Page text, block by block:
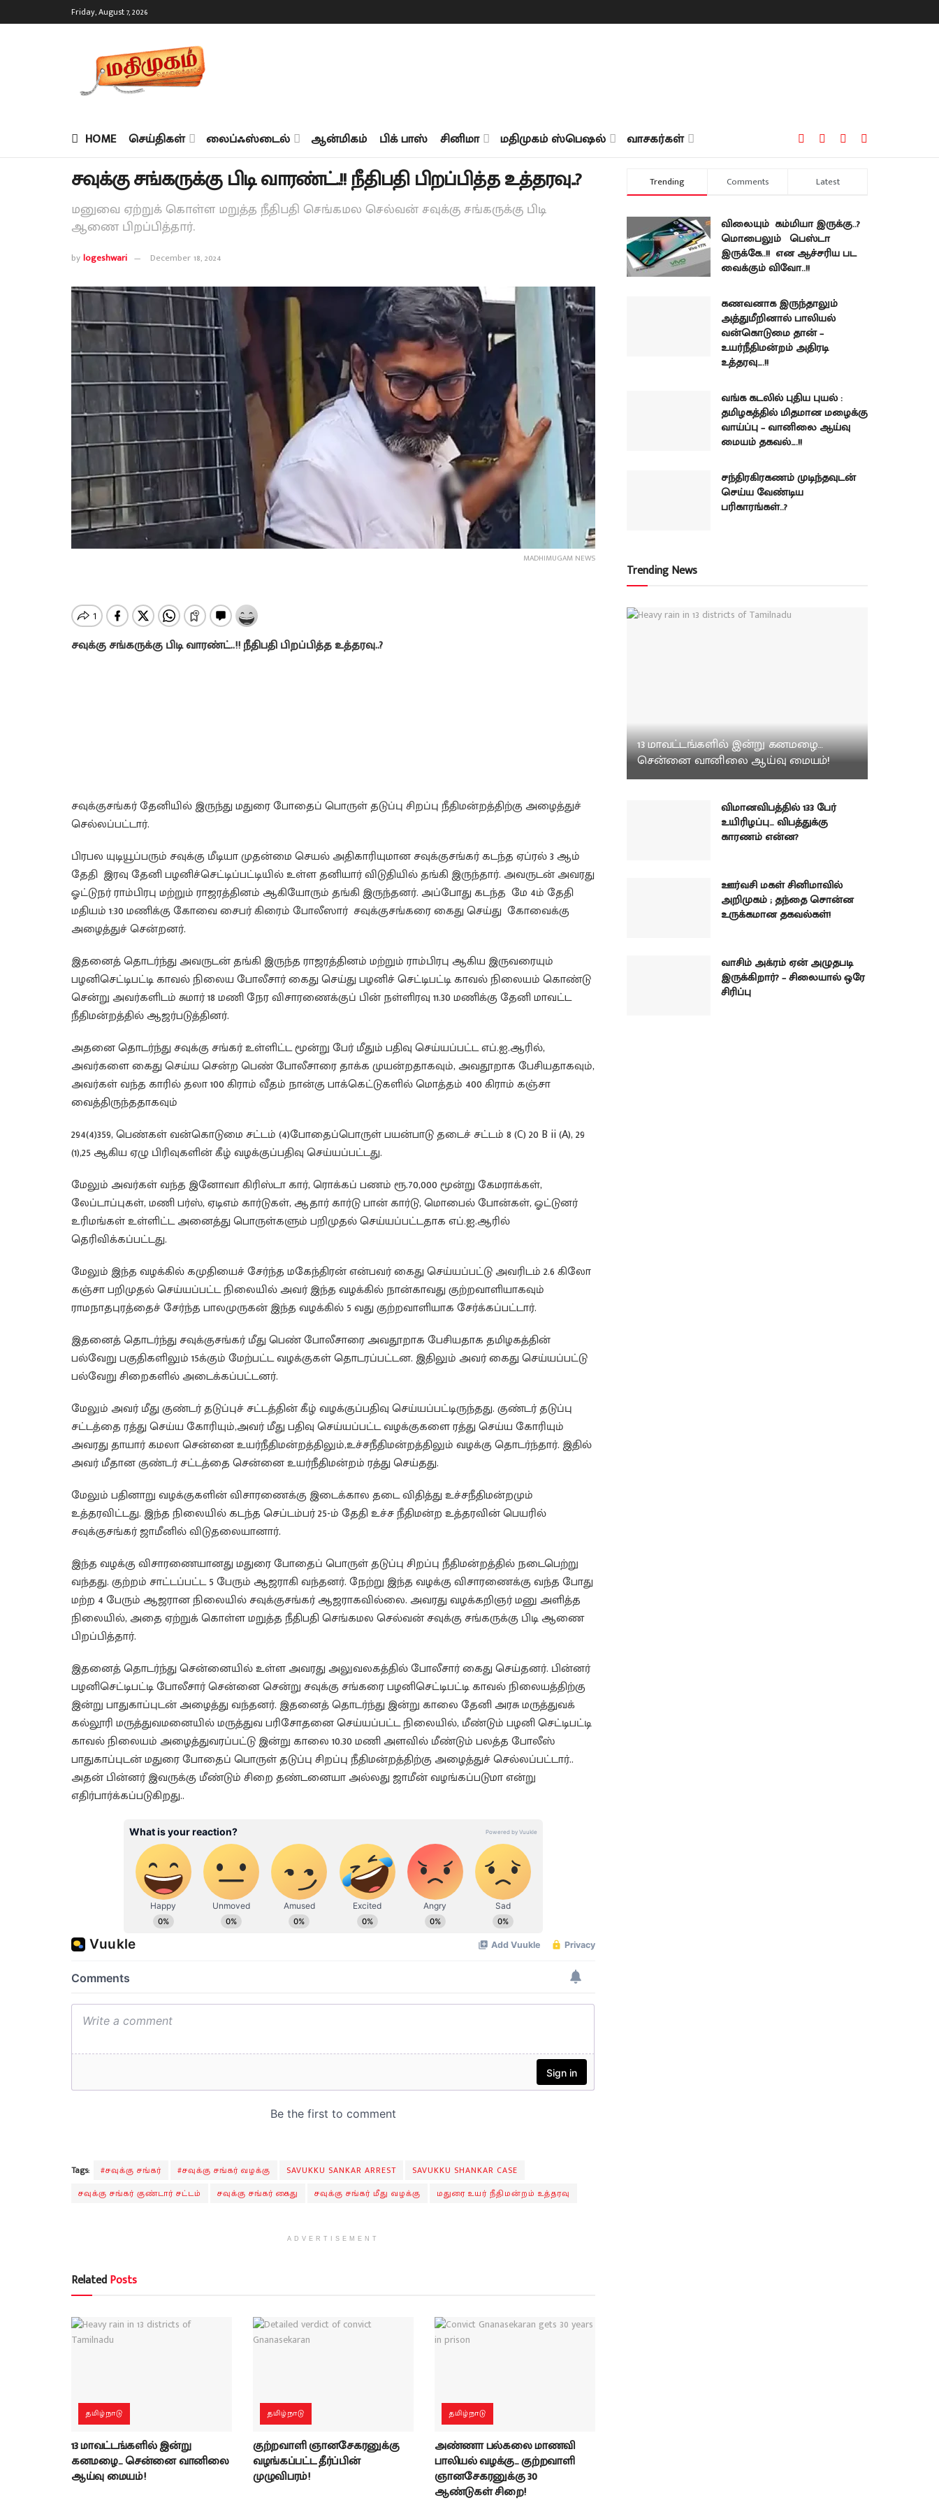
Friday, August 7, 2026
HOME செய்திகள் லைப்ஃஸ்டைல் ஆன்மிகம் பிக் பாஸ் சினிமா மதிமுகம் ஸ்பெஷல் வாசகர்கள்
சவுக்கு சங்கருக்கு பிடி வாரண்ட்..!! நீதிபதி பிறப்பித்த உத்தரவு..?
மனுவை ஏற்றுக் கொள்ள மறுத்த நீதிபதி செங்கமல செல்வன் சவுக்கு சங்கருக்கு பிடி
ஆணை பிறப்பித்தார்.
bylogeshwari December 18, 2024
MADHIMUGAM NEWS
சவுக்கு சங்கருக்கு பிடி வாரண்ட்..!! நீதிபதி பிறப்பித்த உத்தரவு..?
சவுக்குசங்கர் தேனியில் இருந்து மதுரை போதைப் பொருள் தடுப்பு சிறப்பு நீதிமன்றத்திற்கு அழைத்துச்
செல்லப்பட்டார்.
பிரபல யுடியூப்பரும் சவுக்கு மீடியா முதன்மை செயல் அதிகாரியுமான சவுக்குசங்கர் கடந்த ஏப்ரல் 3 ஆம்
தேதி இரவு தேனி பழனிச்செட்டிப்பட்டியில் உள்ள தனியார் விடுதியில் தங்கி இருந்தார். அவருடன் அவரது
ஓட்டுநர் ராம்பிரபு மற்றும் ராஜரத்தினம் ஆகியோரும் தங்கி இருந்தனர். அப்போது கடந்த மே 4ம் தேதி
மதியம் 1:30 மணிக்கு கோவை சைபர் கிரைம் போலீஸார் சவுக்குசங்கரை கைது செய்து கோவைக்கு
அழைத்துச் சென்றனர்.
இதனைத் தொடர்ந்து அவருடன் தங்கி இருந்த ராஜரத்தினம் மற்றும் ராம்பிரபு ஆகிய இருவரையும்
பழனிசெட்டிபட்டி காவல் நிலைய போலீசார் கைது செய்து பழனிச் செட்டிபட்டி காவல் நிலையம் கொண்டு
சென்று அவர்களிடம் சுமார் 18 மணி நேர விசாரணைக்குப் பின் நள்ளிரவு 11.30 மணிக்கு தேனி மாவட்ட
நீதிமன்றத்தில் ஆஜர்படுத்தினர்.
அதனை தொடர்ந்து சவுக்கு சங்கர் உள்ளிட்ட மூன்று பேர் மீதும் பதிவு செய்யப்பட்ட எப்.ஐ.ஆரில்,
அவர்களை கைது செய்ய சென்ற பெண் போலீசாரை தாக்க முயன்றதாகவும், அவதூறாக பேசியதாகவும்,
அவர்கள் வந்த காரில் தலா 100 கிராம் வீதம் நான்கு பாக்கெட்டுகளில் மொத்தம் 400 கிராம் கஞ்சா
வைத்திருந்ததாகவும்
294(4)359, பெண்கள் வன்கொடுமை சட்டம் (4)போதைப்பொருள் பயன்பாடு தடைச் சட்டம் 8 (C) 20 B ii (A), 29
(1),25 ஆகிய ஏழு பிரிவுகளின் கீழ் வழக்குப்பதிவு செய்யப்பட்டது.
மேலும் அவர்கள் வந்த இனோவா கிரிஸ்டா கார், ரொக்கப் பணம் ரூ.70,000 மூன்று கேமராக்கள்,
லேப்டாப்புகள், மணி பர்ஸ், ஏடிஎம் கார்டுகள், ஆதார் கார்டு பான் கார்டு, மொபைல் போன்கள், ஓட்டுனர்
உரிமங்கள் உள்ளிட்ட அனைத்து பொருள்களும் பறிமுதல் செய்யப்பட்டதாக எப்.ஐ.ஆரில்
தெரிவிக்கப்பட்டது.
மேலும் இந்த வழக்கில் கமுதியைச் சேர்ந்த மகேந்திரன் என்பவர் கைது செய்யப்பட்டு அவரிடம் 2.6 கிலோ
கஞ்சா பறிமுதல் செய்யப்பட்ட நிலையில் அவர் இந்த வழக்கில் நான்காவது குற்றவாளியாகவும்
ராமநாதபுரத்தைச் சேர்ந்த பாலமுருகன் இந்த வழக்கில் 5 வது குற்றவாளியாக சேர்க்கப்பட்டார்.
இதனைத் தொடர்ந்து சவுக்குசங்கர் மீது பெண் போலீசாரை அவதூறாக பேசியதாக தமிழகத்தின்
பல்வேறு பகுதிகளிலும் 15க்கும் மேற்பட்ட வழக்குகள் தொடரப்பட்டன. இதிலும் அவர் கைது செய்யப்பட்டு
பல்வேறு சிறைகளில் அடைக்கப்பட்டனர்.
மேலும் அவர் மீது குண்டர் தடுப்புச் சட்டத்தின் கீழ் வழக்குப்பதிவு செய்யப்பட்டிருந்தது. குண்டர் தடுப்பு
சட்டத்தை ரத்து செய்ய கோரியும்,அவர் மீது பதிவு செய்யப்பட்ட வழக்குகளை ரத்து செய்ய கோரியும்
அவரது தாயார் கமலா சென்னை உயர்நீதிமன்றத்திலும்,உச்சநீதிமன்றத்திலும் வழக்கு தொடர்ந்தார். இதில்
அவர் மீதான குண்டர் சட்டத்தை சென்னை உயர்நீதிமன்றம் ரத்து செய்தது.
மேலும் பதினாறு வழக்குகளின் விசாரணைக்கு இடைக்கால தடை விதித்து உச்சநீதிமன்றமும்
உத்தரவிட்டது. இந்த நிலையில் கடந்த செப்டம்பர் 25-ம் தேதி உச்ச நீதிமன்ற உத்தரவின் பெயரில்
சவுக்குசங்கர் ஜாமீனில் விடுதலையானார்.
இந்த வழக்கு விசாரணையானது மதுரை போதைப் பொருள் தடுப்பு சிறப்பு நீதிமன்றத்தில் நடைபெற்று
வந்தது. குற்றம் சாட்டப்பட்ட 5 பேரும் ஆஜராகி வந்தனர். நேற்று இந்த வழக்கு விசாரணைக்கு வந்த போது
மற்ற 4 பேரும் ஆஜரான நிலையில் சவுக்குசங்கர் ஆஜராகவில்லை. அவரது வழக்கறிஞர் மனு அளித்த
நிலையில், அதை ஏற்றுக் கொள்ள மறுத்த நீதிபதி செங்கமல செல்வன் சவுக்கு சங்கருக்கு பிடி ஆணை
பிறப்பித்தார்.
இதனைத் தொடர்ந்து சென்னையில் உள்ள அவரது அலுவலகத்தில் போலீசார் கைது செய்தனர். பின்னர்
பழனிசெட்டிபட்டி போலீசார் சென்னை சென்று சவுக்கு சங்கரை பழனிசெட்டிபட்டி காவல் நிலையத்திற்கு
இன்று பாதுகாப்புடன் அழைத்து வந்தனர். இதனைத் தொடர்ந்து இன்று காலை தேனி அரசு மருத்துவக்
கல்லூரி மருத்துவமனையில் மருத்துவ பரிசோதனை செய்யப்பட்ட நிலையில், மீண்டும் பழனி செட்டிபட்டி
காவல் நிலையம் அழைத்துவரப்பட்டு இன்று காலை 10.30 மணி அளவில் மீண்டும் பலத்த போலீஸ்
பாதுகாப்புடன் மதுரை போதைப் பொருள் தடுப்பு சிறப்பு நீதிமன்றத்திற்கு அழைத்துச் செல்லப்பட்டார்..
அதன் பின்னர் இவருக்கு மீண்டும் சிறை தண்டனையா அல்லது ஜாமீன் வழங்கப்படுமா என்று
எதிர்பார்க்கப்படுகிறது..
Tags: #சவுக்கு சங்கர் #சவுக்கு சங்கர் வழக்கு SAVUKKU SANKAR ARREST
SAVUKKU SHANKAR CASE
சவுக்கு சங்கர் குண்டார் சட்டம்
சவுக்கு சங்கர் கைது சவுக்கு சங்கர் மீது வழக்கு மதுரை உயர் நீதிமன்றம் உத்தரவு
ADVERTISEMENT
RelatedPosts
தமிழ்நாடு
13 மாவட்டங்களில் இன்று
கனமழை… சென்னை வானிலை
ஆய்வு மையம்!
தமிழ்நாடு
குற்றவாளி ஞானசேகரனுக்கு
வழங்கப்பட்ட தீர்ப்பின்
முழுவிபரம்!
தமிழ்நாடு
அண்ணா பல்கலை மாணவி
பாலியல் வழக்கு… குற்றவாளி
ஞானசேகரனுக்கு 30
ஆண்டுகள் சிறை!
Trending Comments Latest
விலையும் கம்மியா இருக்கு..?
மொபைலும் பெஸ்டா
இருக்கே..!! என ஆச்சரிய பட
வைக்கும் விவோ..!!
கணவனாக இருந்தாலும்
அத்துமீறினால் பாலியல்
வன்கொடுமை தான் –
உயர்நீதிமன்றம் அதிரடி
உத்தரவு….!!
வங்க கடலில் புதிய புயல் :
தமிழகத்தில் மிதமான மழைக்கு
வாய்ப்பு – வானிலை ஆய்வு
மையம் தகவல்….!!
சந்திரகிரகணம் முடிந்தவுடன்
செய்ய வேண்டிய
பரிகாரங்கள்..?
Trending News
13 மாவட்டங்களில் இன்று கனமழை…
சென்னை வானிலை ஆய்வு மையம்!
விமானவிபத்தில் 133 பேர்
உயிரிழப்பு… விபத்துக்கு
காரணம் என்ன?
ஊர்வசி மகள் சினிமாவில்
அறிமுகம் ; தந்தை சொன்ன
உருக்கமான தகவல்கள்!
வாசிம் அக்ரம் ஏன் அழுதபடி
இருக்கிறார்? – சிலையால் ஒரே
சிரிப்பு